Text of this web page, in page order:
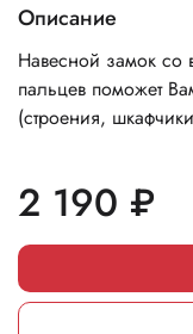
Описание
Навесной замок со
пальцев поможет
(строения,
2 190 ₽